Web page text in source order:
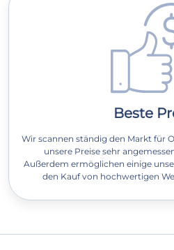
Beste
Wir scannen ständig den Markt für
unsere Preise sehr
Außerdem ermöglichen einige
den Kauf von hochwertigen